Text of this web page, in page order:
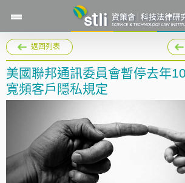
返回列表
美國聯邦通訊委員會暫停去年
寬頻客戶隱私規定